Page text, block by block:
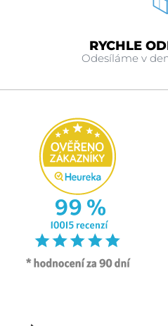
RYCHLE
Odesíláme v